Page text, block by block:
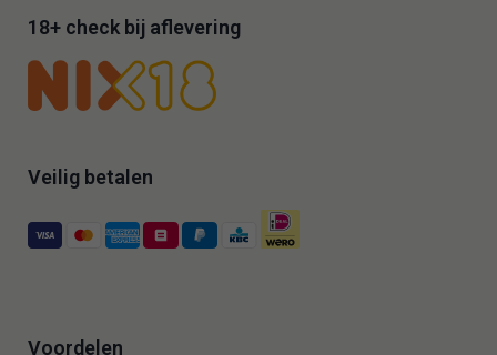
18+ check bij aflevering
Veilig betalen
Voordelen